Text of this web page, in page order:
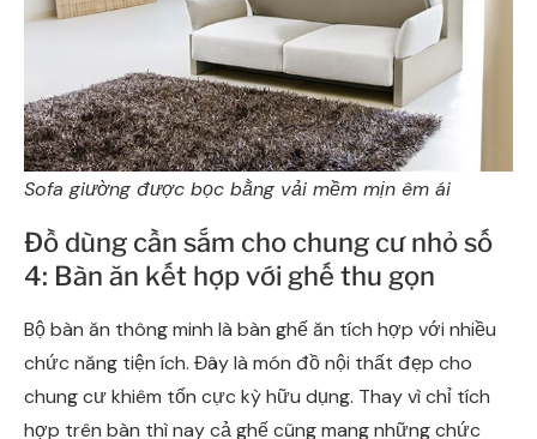
Sofa giường được bọc bằng vải mềm mịn êm ái
Đồ dùng cần sắm cho chung cư nhỏ số
4: Bàn ăn kết hợp với ghế thu gọn
Bộ bàn ăn thông minh là bàn ghế ăn tích hợp với nhiều
chức năng tiện ích. Đây là món đồ nội thất đẹp cho
chung cư khiêm tốn cực kỳ hữu dụng. Thay vì chỉ tích
hợp trên bàn thì nay cả ghế cũng mang những chức